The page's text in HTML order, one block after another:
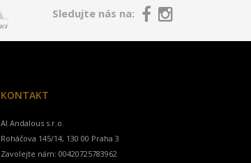
Sledujte nás na:
KONTAKT
Al Andalous s.r.o.
Zavolejte nám: 00420725783962